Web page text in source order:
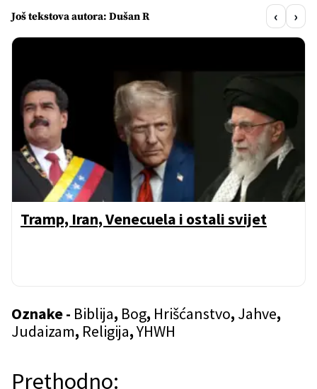
Još tekstova autora: Dušan R ‹ ›
Tramp, Iran, Venecuela i ostali svijet
Oznake - Biblija, Bog, Hrišćanstvo, Jahve,
Judaizam, Religija,YHWH
N
Prethodno: